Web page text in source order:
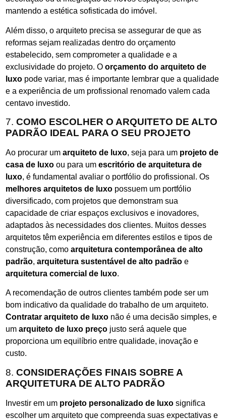
mantendo a estética sofisticada do imóvel.
Além disso, o arquiteto precisa se assegurar de que as
reformas sejam realizadas dentro do orçamento
estabelecido, sem comprometer a qualidade e a
exclusividade do projeto. O orçamento do arquiteto de
luxo pode variar, mas é importante lembrar que a qualidade
e a experiência de um profissional renomado valem cada
centavo investido.
7. COMO ESCOLHER O ARQUITETO DE ALTO
PADRÃO IDEAL PARA O SEU PROJETO
Ao procurar um arquiteto de luxo, seja para um projeto de
casa de luxo ou para um escritório de arquitetura de
luxo, é fundamental avaliar o portfólio do profissional. Os
melhores arquitetos de luxo possuem um portfólio
diversificado, com projetos que demonstram sua
capacidade de criar espaços exclusivos e inovadores,
adaptados às necessidades dos clientes. Muitos desses
arquitetos têm experiência em diferentes estilos e tipos de
construção, como arquitetura contemporânea de alto
padrão, arquitetura sustentável de alto padrão e
arquitetura comercial de luxo.
A recomendação de outros clientes também pode ser um
bom indicativo da qualidade do trabalho de um arquiteto.
Contratar arquiteto de luxo não é uma decisão simples, e
um arquiteto de luxo preço justo será aquele que
proporciona um equilíbrio entre qualidade, inovação e
custo.
8. CONSIDERAÇÕES FINAIS SOBRE A
ARQUITETURA DE ALTO PADRÃO
Investir em um projeto personalizado de luxo significa
escolher um arquiteto que compreenda suas expectativas e